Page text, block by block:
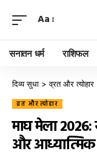
Aa
सनातन धर्म राशिफल
दिव्य सुधा >व्रत और त्योहार
व्रत और त्योहार
माघ मेला 2026:
और